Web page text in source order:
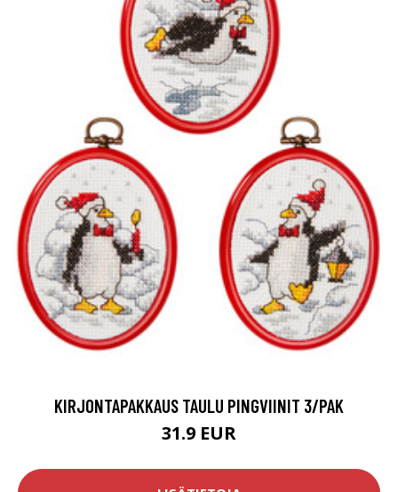
KIRJONTAPAKKAUS TAULU PINGVIINIT 3/PAK
31.9 EUR